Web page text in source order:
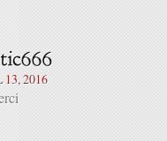
13, 2016